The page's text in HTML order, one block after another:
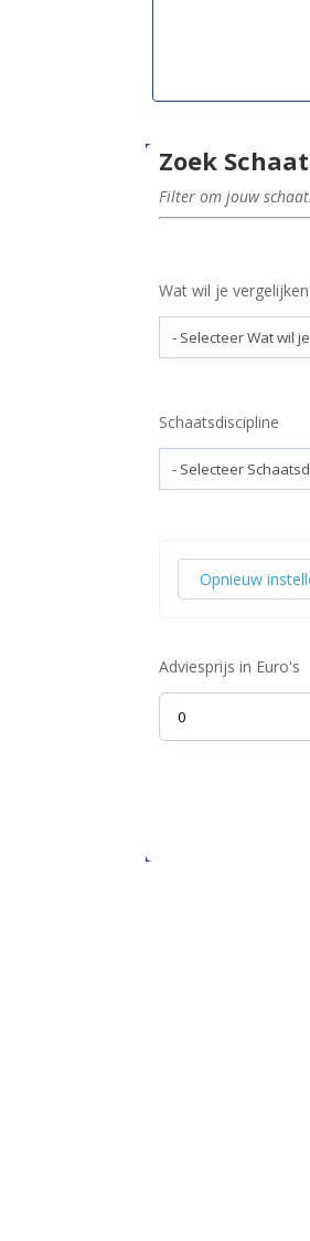
Zoek
Filter om jouw
Wat wil je
Schaatsdiscipline
Opnieuw
Adviesprijs in Euro's